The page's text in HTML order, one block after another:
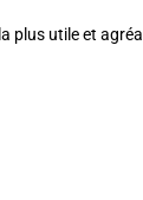
plus utile et